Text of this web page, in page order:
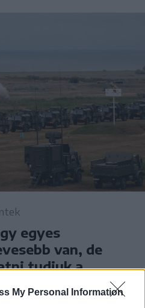
My Personal Information
egyes
van, de
tudjuk a